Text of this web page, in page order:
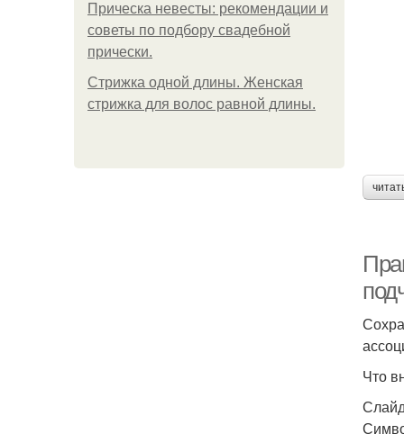
Прическа невесты: рекомендации и
советы по подбору свадебной
прически.
Стрижка одной длины. Женская
стрижка для волос равной длины.
Что